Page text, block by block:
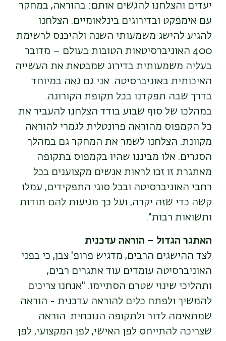
יעדים והצלחנו להגשים אותם: בהוראה, במחקר
עם אימפקט ובדירוגים בינלאומיים. הצלחנו
להגיע להישג משמעותי השנה ולהיכנס לרשימת
400 האוניברסיטאות הטובות בעולם – מדובר
בעליה משמעותית בדירוג שמבטאת את העשייה
האיכותית באוניברסיטה. אני גם גאה במיוחד
בדרך שבה תפקדנו בכל תקופת הקורונה.
במהלכו של סוף שבוע בודד הצלחנו להעביר את
כל הקמפוס מהוראה פרונטלית לגמרי להוראה
מקוונת. הצלחנו לשמר את המחקר גם במהלך
הסגרים. אלו מביננו שהיו בקמפוס בתקופה
מאתגרת זו זכו לראות אנשים מקצוענים בכל
רחבי האוניברסיטה ובכל סוגי התפקידים, עמלו
קשה כדי שזה יקרה, ועל כך מגיעות להם תודות
ותשואות רבות".
האתגר הגדול – הוראה עדכנית
לצד ההישגים הרבים, מדגיש פרופ' צבן, כי בפני
האוניברסיטה עומדים עוד אתגרים רבים,
ותהליכי שינוי שטרם הסתיימו. "אנחנו צריכים
להמשיך ולפתח כלים להוראה עדכנית - הוראה
שמתאימה לדור ולתקופה הנוכחית. הוראה
שצריכה להתייחס לפן האישי, לפן המקצועי, לפן